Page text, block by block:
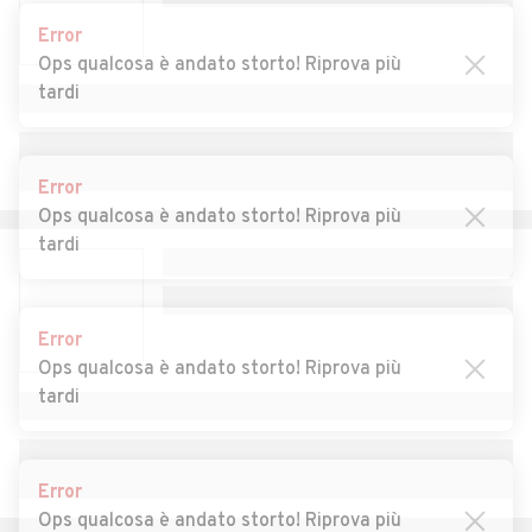
Auto usate Rima San
Giuseppe
Auto usate Ronsecco Auto usate Rossa
Auto usate Rovasenda
Auto usate Saluggia
Vercellese
Error
Ops qualcosa è andato storto! Riprova più
tardi
Error
Ops qualcosa è andato storto! Riprova più
tardi
Error
Ops qualcosa è andato storto! Riprova più
tardi
Error
Ops qualcosa è andato storto! Riprova più